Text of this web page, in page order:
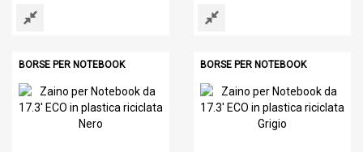
BORSE PER NOTEBOOK BORSE PER NOTEBOOK